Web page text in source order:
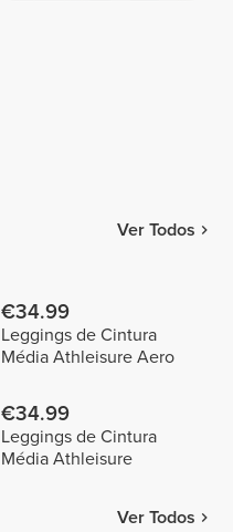
Ver Todos
€34.99
Leggings de Cintura
Média Athleisure Aero
€34.99
Leggings de Cintura
Média Athleisure
Ver Todos